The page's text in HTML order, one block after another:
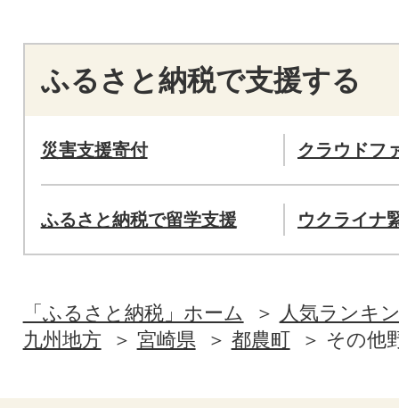
ふるさと納税で支援する
災害支援寄付 クラウドフ
ふるさと納税で留学支援 ウクライナ
「ふるさと納税」ホーム
人気ランキ
九州地方
宮崎県 都農町 その他